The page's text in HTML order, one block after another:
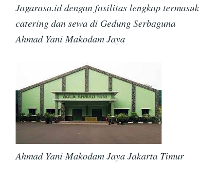
Jagarasa.id dengan fasilitas lengkap termasuk
catering dan sewa di Gedung Serbaguna
Ahmad Yani Makodam Jaya
Ahmad Yani Makodam Jaya Jakarta Timur